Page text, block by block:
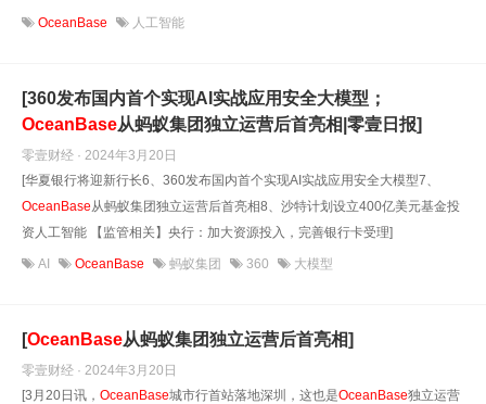
OceanBase 人工智能
[360发布国内首个实现AI实战应用安全大模型；
OceanBase从蚂蚁集团独立运营后首亮相|零壹日报]
零壹财经 · 2024年3月20日
[华夏银行将迎新行长6、360发布国内首个实现AI实战应用安全大模型7、
OceanBase从蚂蚁集团独立运营后首亮相8、沙特计划设立400亿美元基金投
资人工智能 【监管相关】央行：加大资源投入，完善银行卡受理]
AI OceanBase 蚂蚁集团 360 大模型
[OceanBase从蚂蚁集团独立运营后首亮相]
零壹财经 · 2024年3月20日
[3月20日讯， OceanBase城市行首站落地深圳，这也是OceanBase独立运营